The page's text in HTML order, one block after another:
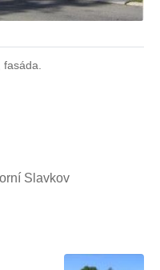
fasáda.
Slavkov